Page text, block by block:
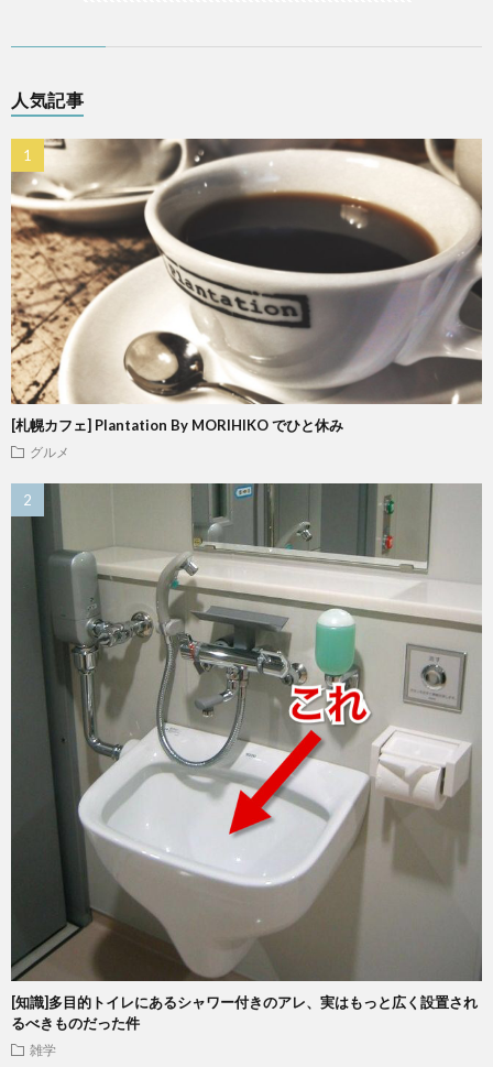
人気記事
[札幌カフェ] Plantation By MORIHIKO でひと休み
グルメ
[知識]多目的トイレにあるシャワー付きのアレ、実はもっと広く設置され
るべきものだった件
雑学